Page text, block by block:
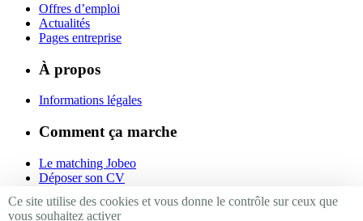
Offres d’emploi
Actualités
Pages entreprise
À propos
Informations légales
Comment ça marche
Le matching Jobeo
Déposer son CV
Ce site utilise des cookies et vous donne le contrôle sur ceux que
vous souhaitez activer